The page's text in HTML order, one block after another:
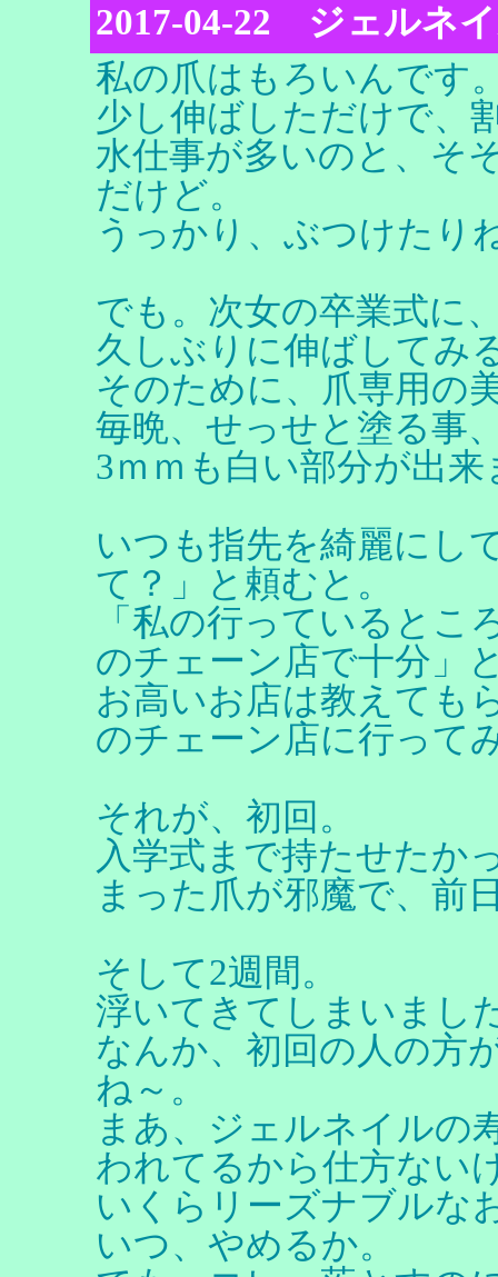
2017-04-22 ジェルネ
私の爪はもろいんです
少し伸ばしただけで、
水仕事が多いのと、そ
だけど。
うっかり、ぶつけたり
でも。次女の卒業式に
久しぶりに伸ばしてみ
そのために、爪専用の
毎晩、せっせと塗る事
3ｍｍも白い部分が出来
いつも指先を綺麗にし
て？」と頼むと。
「私の行っているとこ
のチェーン店で十分」
お高いお店は教えても
のチェーン店に行って
それが、初回。
入学式まで持たせたか
まった爪が邪魔で、前
そして2週間。
浮いてきてしまいまし
なんか、初回の人の方
ね～。
まあ、ジェルネイルの
われてるから仕方ない
いくらリーズナブルな
いつ、やめるか。